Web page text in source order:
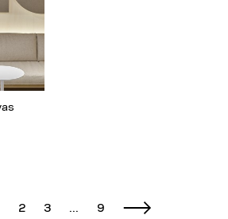
2 3 ... 9